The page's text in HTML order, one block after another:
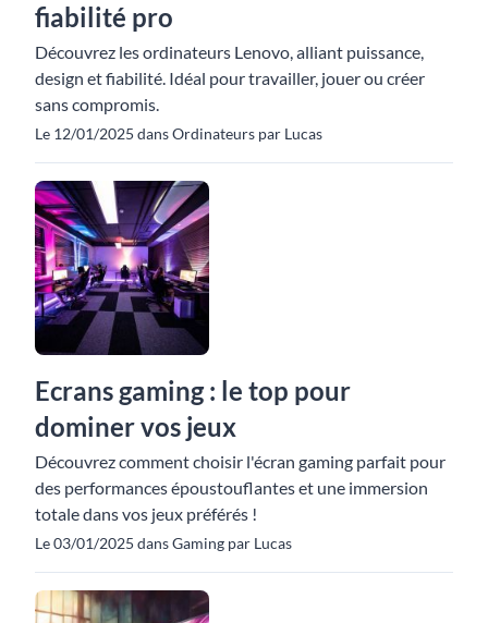
fiabilité pro
Découvrez les ordinateurs Lenovo, alliant puissance,
design et fiabilité. Idéal pour travailler, jouer ou créer
sans compromis.
Le 12/01/2025 dans Ordinateurs par Lucas
Ecrans gaming : le top pour
dominer vos jeux
Découvrez comment choisir l'écran gaming parfait pour
des performances époustouflantes et une immersion
totale dans vos jeux préférés !
Le 03/01/2025 dans Gaming par Lucas